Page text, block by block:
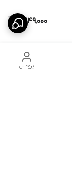
2,249,000
پروفایل